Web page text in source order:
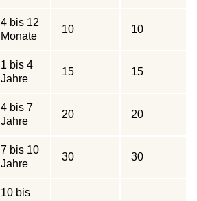
4 bis 12
Monate
10 10
1 bis 4
Jahre
15 15
4 bis 7
Jahre
20 20
7 bis 10
Jahre
30 30
10 bis